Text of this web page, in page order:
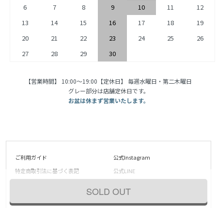
SOLD OUT
6
7 8 9 10 11
12
13
14 15 16 17 18
19
20
21 22 23 24 25
26
27
28 29 30
【営業時間】 10:00〜19:00【定休日】 毎週水曜日・第二木曜日
グレー部分は店舗定休日です。
お盆は休まず営業いたします。
ご利用ガイド
特定商取引法に基づく表記
公式Instagram
公式LINE
マイアカウント RSS/ATOM